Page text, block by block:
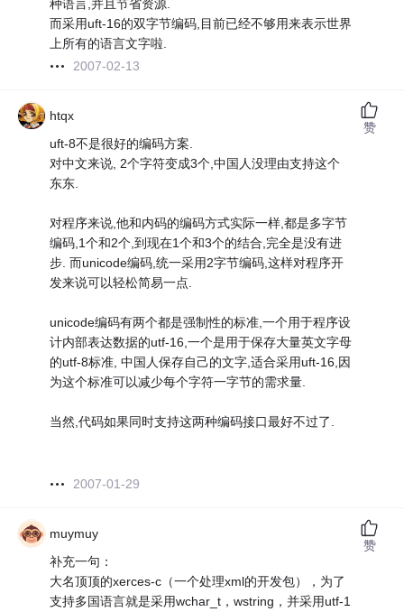
种语言,并且节省资源.
而采用uft-16的双字节编码,目前已经不够用来表示世界
上所有的语言文字啦.
2007-02-13
htqx
uft-8不是很好的编码方案.
对中文来说, 2个字符变成3个,中国人没理由支持这个
东东.
对程序来说,他和内码的编码方式实际一样,都是多字节
编码,1个和2个,到现在1个和3个的结合,完全是没有进
步. 而unicode编码,统一采用2字节编码,这样对程序开
发来说可以轻松简易一点.
unicode编码有两个都是强制性的标准,一个用于程序设
计内部表达数据的utf-16,一个是用于保存大量英文字母
的utf-8标准, 中国人保存自己的文字,适合采用uft-16,因
为这个标准可以减少每个字符一字节的需求量.
当然,代码如果同时支持这两种编码接口最好不过了.
2007-01-29
赞
muymuy
补充一句：
大名顶顶的xerces-c（一个处理xml的开发包），为了
支持多国语言就是采用wchar_t，wstring，并采用utf-1
赞